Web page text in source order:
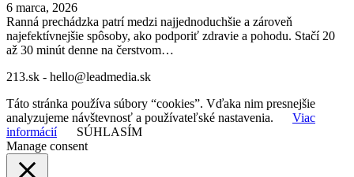
6 marca, 2026
Ranná prechádzka patrí medzi najjednoduchšie a zároveň
najefektívnejšie spôsoby, ako podporiť zdravie a pohodu. Stačí 20
až 30 minút denne na čerstvom…
213.sk - hello@leadmedia.sk
Táto stránka používa súbory “cookies”. Vďaka nim presnejšie
analyzujeme návštevnosť a používateľské nastavenia.
Viac
informácií
SÚHLASÍM
Manage consent